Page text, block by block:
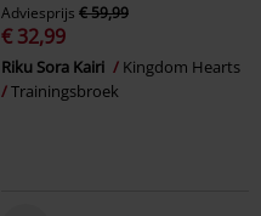
Adviesprijs € 59,99
€ 32,99
Riku Sora Kairi
Kingdom Hearts
Trainingsbroek